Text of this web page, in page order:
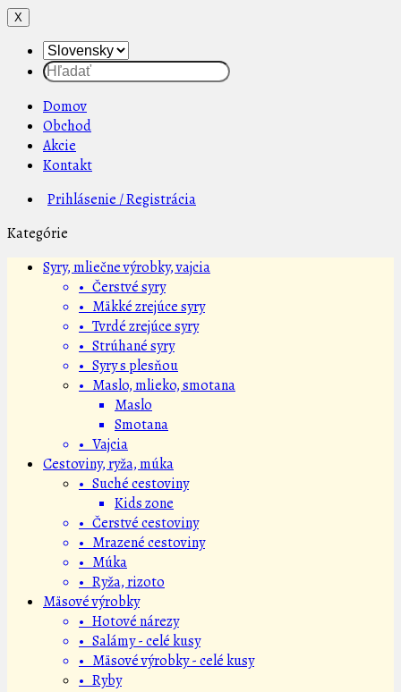
X
Domov
Obchod
Akcie
Kontakt
Prihlásenie / Registrácia
Kategórie
Syry, mliečne výrobky, vajcia
• Čerstvé syry
• Mäkké zrejúce syry
• Tvrdé zrejúce syry
• Strúhané syry
• Syry s plesňou
• Maslo, mlieko, smotana
Maslo
Smotana
• Vajcia
Cestoviny, ryža, múka
• Suché cestoviny
Kids zone
• Čerstvé cestoviny
• Mrazené cestoviny
• Múka
• Ryža, rizoto
Mäsové výrobky
• Hotové nárezy
• Salámy - celé kusy
• Mäsové výrobky - celé kusy
• Ryby